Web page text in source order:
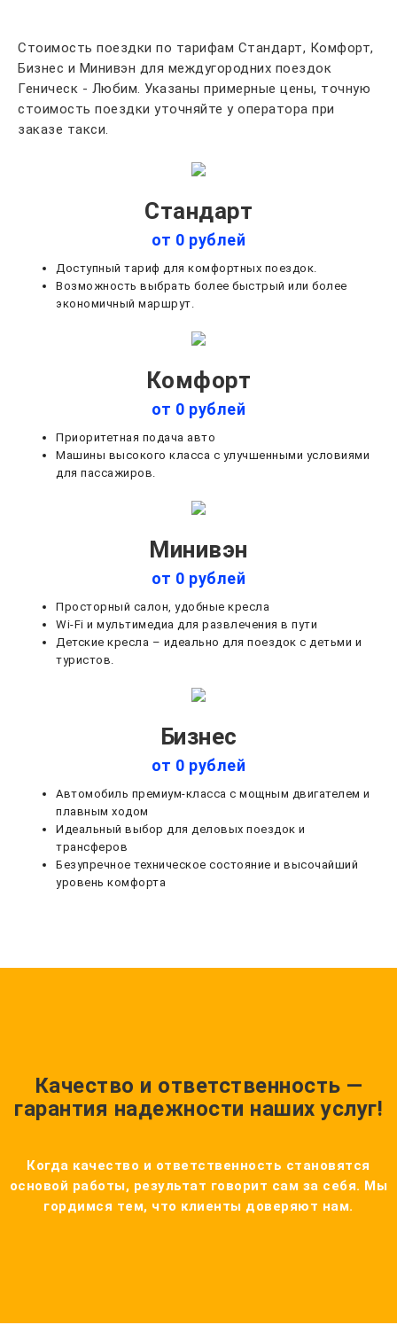
Стоимость поездки по тарифам Стандарт, Комфорт,
Бизнес и Минивэн для междугородних поездок
Геническ - Любим. Указаны примерные цены, точную
стоимость поездки уточняйте у оператора при
заказе такси.
Стандарт
от 0 рублей
Доступный тариф для комфортных поездок.
Возможность выбрать более быстрый или более
экономичный маршрут.
Комфорт
от 0 рублей
Приоритетная подача авто
Машины высокого класса с улучшенными условиями
для пассажиров.
Минивэн
от 0 рублей
Просторный салон, удобные кресла
Wi-Fi и мультимедиа для развлечения в пути
Детские кресла – идеально для поездок с детьми и
туристов.
Бизнес
от 0 рублей
Автомобиль премиум-класса с мощным двигателем и
плавным ходом
Идеальный выбор для деловых поездок и
трансферов
Безупречное техническое состояние и высочайший
уровень комфорта
Качество и ответственность —
гарантия надежности наших услуг!
Когда качество и ответственность становятся
основой работы, результат говорит сам за себя. Мы
гордимся тем, что клиенты доверяют нам.